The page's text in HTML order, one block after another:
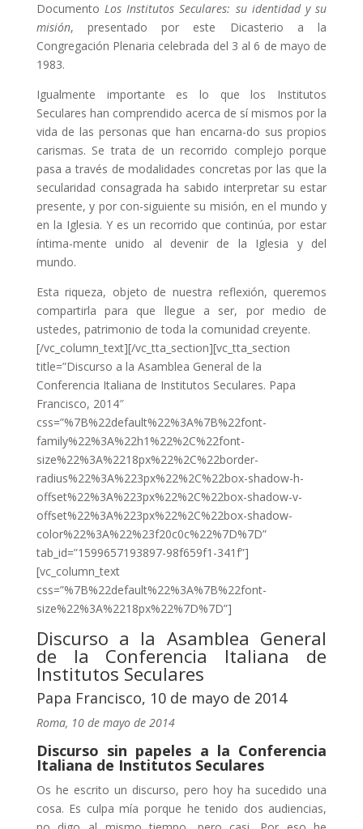
Documento Los Institutos Seculares: su identidad y su
misión, presentado por este Dicasterio a la
Congregación Plenaria celebrada del 3 al 6 de mayo de
1983.
Igualmente importante es lo que los Institutos
Seculares han comprendido acerca de sí mismos por la
vida de las personas que han encarna-do sus propios
carismas. Se trata de un recorrido complejo porque
pasa a través de modalidades concretas por las que la
secularidad consagrada ha sabido interpretar su estar
presente, y por con-siguiente su misión, en el mundo y
en la Iglesia. Y es un recorrido que continúa, por estar
íntima-mente unido al devenir de la Iglesia y del
mundo.
Esta riqueza, objeto de nuestra reflexión, queremos
compartirla para que llegue a ser, por medio de
ustedes, patrimonio de toda la comunidad creyente.
[/vc_column_text][/vc_tta_section][vc_tta_section
title=”Discurso a la Asamblea General de la
Conferencia Italiana de Institutos Seculares. Papa
Francisco, 2014″
css=”%7B%22default%22%3A%7B%22font-
family%22%3A%22h1%22%2C%22font-
size%22%3A%2218px%22%2C%22border-
radius%22%3A%223px%22%2C%22box-shadow-h-
offset%22%3A%223px%22%2C%22box-shadow-v-
offset%22%3A%223px%22%2C%22box-shadow-
color%22%3A%22%23f20c0c%22%7D%7D”
tab_id=”1599657193897-98f659f1-341f”]
[vc_column_text
css=”%7B%22default%22%3A%7B%22font-
size%22%3A%2218px%22%7D%7D”]
Discurso a la Asamblea General
de la Conferencia Italiana de
Institutos Seculares
Papa Francisco, 10 de mayo de 2014
Roma, 10 de mayo de 2014
Discurso sin papeles a la Conferencia
Italiana de Institutos Seculares
Os he escrito un discurso, pero hoy ha sucedido una
cosa. Es culpa mía porque he tenido dos audiencias,